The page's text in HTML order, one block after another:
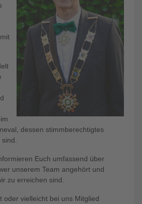
dessen stimmberechtigtes
Euch umfassend über
unserem Team angehört und
zu erreichen sind.
oder vielleicht bei uns Mitglied